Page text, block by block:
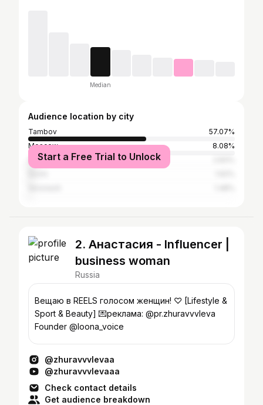
Median
Audience location by city
Tambov
57.07%
Moscow
8.08%
Saint Petersburg
Start a Free Trial to Unlock
2. Анастасия - Influencer |
business woman
Russia
Вещаю в REELS голосом женщин! ♡ [Lifestyle &
Sport & Beauty] 💌реклама: @pr.zhuravvvleva
Founder @loona_voice
@zhuravvvlevaa
@zhuravvvlevaaa
Check contact details
Get audience breakdown